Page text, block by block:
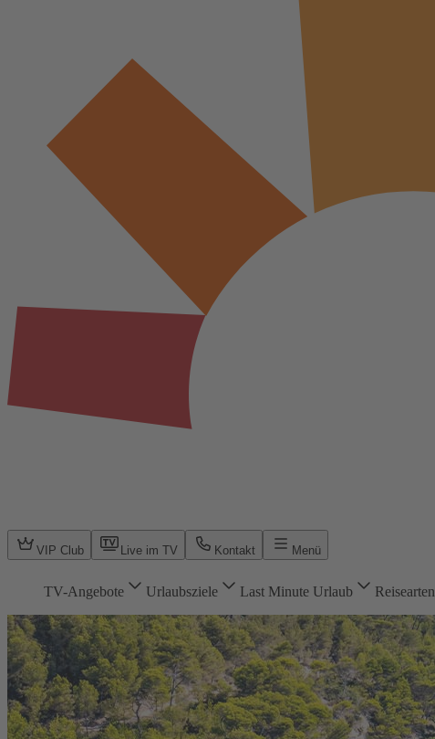
VIP Club Live im TV Kontakt Menü
TV-Angebote Urlaubsziele Last Minute Urlaub Reisearten